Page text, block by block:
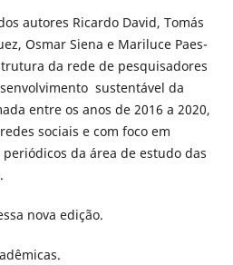
autores Ricardo David, Tomás
Osmar Siena e Mariluce Paes-
da rede de pesquisadores
sustentável da
entre os anos de 2016 a 2020,
sociais e com foco em
da área de estudo das
nova edição.